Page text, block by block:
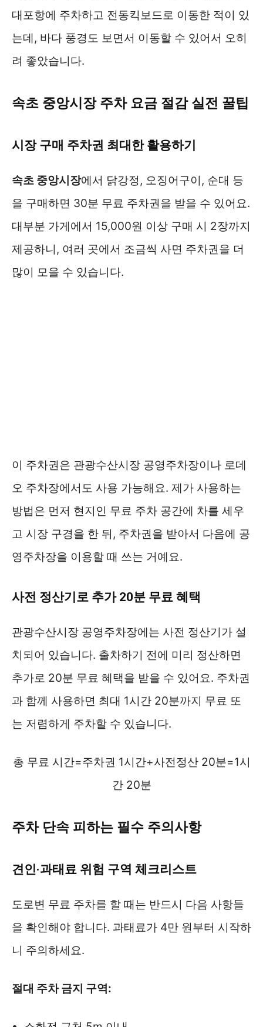
대포항에 주차하고 전동킥보드로 이동한 적이 있
는데, 바다 풍경도 보면서 이동할 수 있어서 오히
려 좋았습니다.
속초 중앙시장 주차 요금 절감 실전 꿀팁
시장 구매 주차권 최대한 활용하기
속초 중앙시장에서 닭강정, 오징어구이, 순대 등
을 구매하면 30분 무료 주차권을 받을 수 있어요.
대부분 가게에서 15,000원 이상 구매 시 2장까지
제공하니, 여러 곳에서 조금씩 사면 주차권을 더
많이 모을 수 있습니다.
이 주차권은 관광수산시장 공영주차장이나 로데
오 주차장에서도 사용 가능해요. 제가 사용하는
방법은 먼저 현지인 무료 주차 공간에 차를 세우
고 시장 구경을 한 뒤, 주차권을 받아서 다음에 공
영주차장을 이용할 때 쓰는 거예요.
사전 정산기로 추가 20분 무료 혜택
관광수산시장 공영주차장에는 사전 정산기가 설
치되어 있습니다. 출차하기 전에 미리 정산하면
추가로 20분 무료 혜택을 받을 수 있어요. 주차권
과 함께 사용하면 최대 1시간 20분까지 무료 또
는 저렴하게 주차할 수 있습니다.
총 무료 시간=주차권 1시간+사전정산 20분=1시
간 20분
주차 단속 피하는 필수 주의사항
견인·과태료 위험 구역 체크리스트
도로변 무료 주차를 할 때는 반드시 다음 사항들
을 확인해야 합니다. 과태료가 4만 원부터 시작하
니 주의하세요.
절대 주차 금지 구역: